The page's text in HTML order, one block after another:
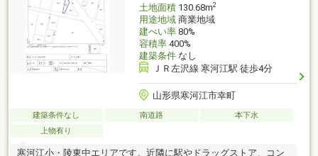
土地面積130.68m2
用途地域商業地域
建ぺい率80%
容積率400%
建築条件なし
ＪＲ左沢線 寒河江駅 徒歩4分
山形県寒河江市幸町
建築条件なし 南道路
本下水
上物有り
寒河江小・陵東中エリアです。近隣に駅やドラッグストア、コン